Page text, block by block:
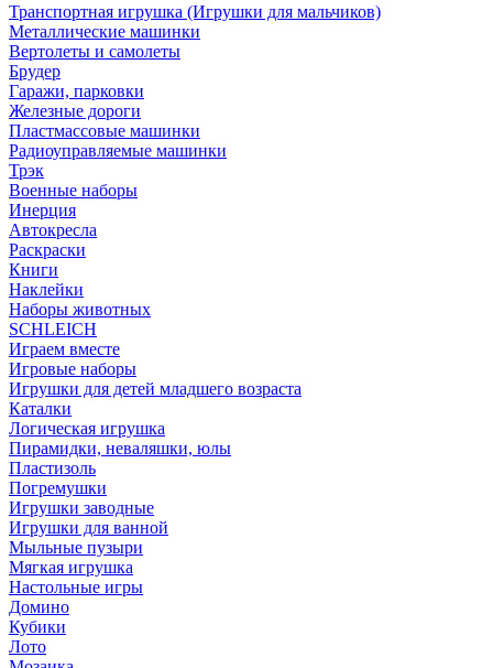
Транспортная игрушка (Игрушки для мальчиков)
Металлические машинки
Вертолеты и самолеты
Брудер
Гаражи, парковки
Железные дороги
Пластмассовые машинки
Радиоуправляемые машинки
Трэк
Военные наборы
Инерция
Автокресла
Раскраски
Книги
Наклейки
Наборы животных
SCHLEICH
Играем вместе
Игровые наборы
Игрушки для детей младшего возраста
Каталки
Логическая игрушка
Пирамидки, неваляшки, юлы
Пластизоль
Погремушки
Игрушки заводные
Игрушки для ванной
Мыльные пузыри
Мягкая игрушка
Настольные игры
Домино
Кубики
Лото